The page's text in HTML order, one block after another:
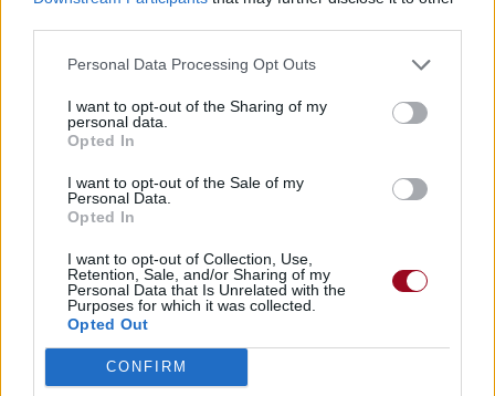
Personal Data Processing Opt Outs
I want to opt-out of the Sharing of my
personal data.
Opted In
I want to opt-out of the Sale of my
Personal Data.
Opted In
I want to opt-out of Collection, Use,
Retention, Sale, and/or Sharing of my
Personal Data that Is Unrelated with the
Purposes for which it was collected.
Opted Out
CONFIRM